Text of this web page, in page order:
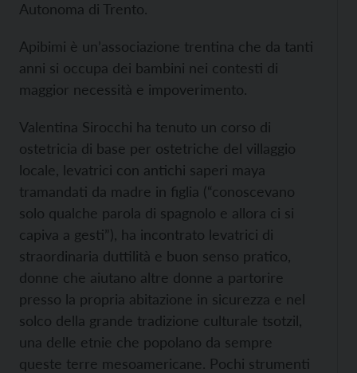
Autonoma di Trento.
Apibimi è un’associazione trentina che da tanti
anni si occupa dei bambini nei contesti di
maggior necessità e impoverimento.
Valentina Sirocchi ha tenuto un corso di
ostetricia di base per ostetriche del villaggio
locale, levatrici con antichi saperi maya
tramandati da madre in figlia (“conoscevano
solo qualche parola di spagnolo e allora ci si
capiva a gesti”), ha incontrato levatrici di
straordinaria duttilità e buon senso pratico,
donne che aiutano altre donne a partorire
presso la propria abitazione in sicurezza e nel
solco della grande tradizione culturale tsotzil,
una delle etnie che popolano da sempre
queste terre mesoamericane. Pochi strumenti